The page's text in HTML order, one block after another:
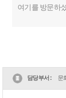
여기를 방문하
담당부서 : 문